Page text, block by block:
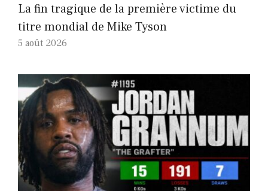
La fin tragique de la première victime du
titre mondial de Mike Tyson
5 août 2026